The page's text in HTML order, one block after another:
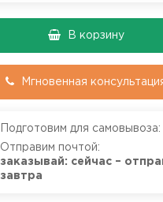
В корзину
Мгновенная
Подготовим для самовывоза:
Отправим почтой:
заказывай: сейчас –
завтра